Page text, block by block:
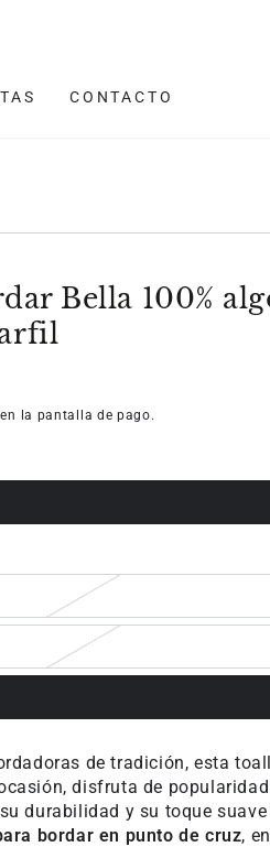
CONTACTO
Bella 100%
la pantalla de pago.
de tradición, esta
disfruta de
durabilidad y su toque
bordar en punto de cruz,